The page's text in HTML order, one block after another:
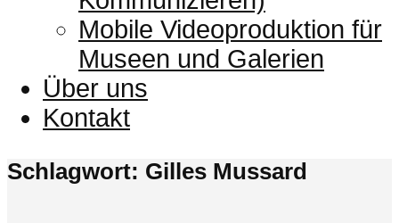
Mobile Videoproduktion für
Museen und Galerien
Über uns
Kontakt
Schlagwort: Gilles Mussard